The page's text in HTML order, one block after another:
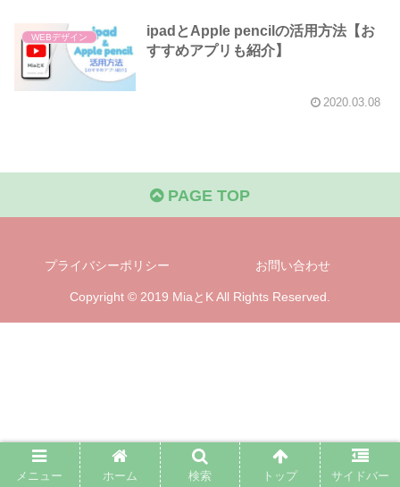
WEBデザイン
ipadとApple pencilの活用方法【お
すすめアプリも紹介】
2020.03.08
PAGE TOP
プライバシーポリシー お問い合わせ
Copyright © 2019 MiaとK All Rights Reserved.
メニュー ホーム 検索 トップ サイドバー